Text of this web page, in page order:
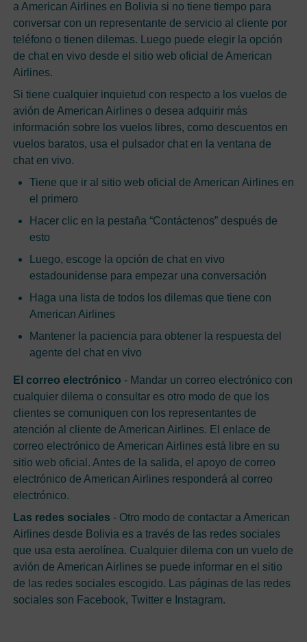
a American Airlines en Bolivia si no tiene tiempo para
conversar con un representante de servicio al cliente por
teléfono o tienen dilemas. Luego puede elegir la opción
de chat en vivo desde el sitio web oficial de American
Airlines.
Si tiene cualquier inquietud con respecto a los vuelos de
avión de American Airlines o desea adquirir más
información sobre los vuelos libres, como descuentos en
vuelos baratos, usa el pulsador chat en la ventana de
chat en vivo.
Tiene que ir al sitio web oficial de American Airlines en
el primero
Hacer clic en la pestaña “Contáctenos” después de
esto
Luego, escoge la opción de chat en vivo
estadounidense para empezar una conversación
Haga una lista de todos los dilemas que tiene con
American Airlines
Mantener la paciencia para obtener la respuesta del
agente del chat en vivo
El correo electrónico - Mandar un correo electrónico con
cualquier dilema o consultar es otro modo de que los
clientes se comuniquen con los representantes de
atención al cliente de American Airlines. El enlace de
correo electrónico de American Airlines está libre en su
sitio web oficial. Antes de la salida, el apoyo de correo
electrónico de American Airlines responderá al correo
electrónico.
Las redes sociales - Otro modo de contactar a American
Airlines desde Bolivia es a través de las redes sociales
que usa esta aerolínea. Cualquier dilema con un vuelo de
avión de American Airlines se puede informar en el sitio
de las redes sociales escogido. Las páginas de las redes
sociales son Facebook, Twitter e Instagram.